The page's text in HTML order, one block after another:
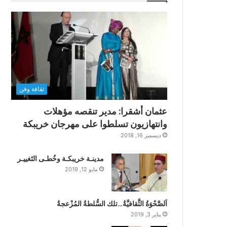
ثقافة وفن
عثمان أشقرا: مدير تنقصه مؤهلات
وانتهازيون تسلطوا على مهرجان خريبكة
ديسمبر 16, 2018
مدينـة خريبكـة وخُطـى التَغييـر
مايو 12, 2019
اَلصَّحْوَةُ الثَّقافيَّةُ…تلك السُّلطةُ المُزْعجةُ
يناير 3, 2019